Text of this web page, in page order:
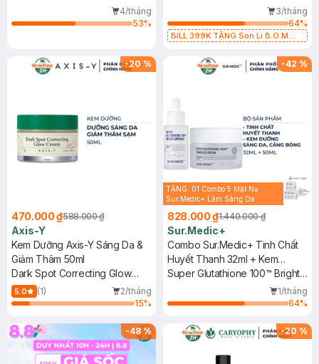
4/tháng
53%
3/tháng
64%
BILL 399K TẶNG Son Lì B.O.M
(SL có hạn)
-20 %
470.000 ₫588.000 ₫
Axis-Y
Kem Dưỡng Axis-Y Sáng Da &
Giảm Thâm 50ml
Dark Spot Correcting Glow
Cream
5.0 (1)
2/tháng
15%
-42 %
TẶNG: 01 Combo 5 Mặt Nạ
Sur.Medic+ Làm Sáng Da
828.000 ₫1.440.000 ₫
Sur.Medic+
Combo Sur.Medic+ Tinh Chất
Huyết Thanh 32ml + Kem
Dưỡng Sáng Da, Căng Bóng
Super Glutathione 100™ Bright
Ampoule + Super Glutathione
Enriched Cream
1/tháng
64%
-48% -20 %